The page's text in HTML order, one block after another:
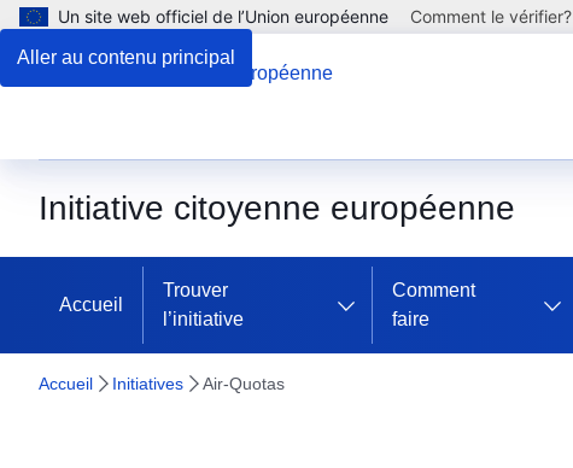
Aller au contenu principal
Un site web officiel de l’Union européenne Comment le vérifier?
Initiative citoyenne européenne
Accueil
Trouver
l’initiative
Comment
faire
Accueil Initiatives Air-Quotas